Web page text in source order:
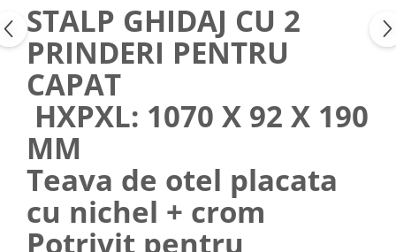
STALP GHIDAJ CU 2
PRINDERI PENTRU
CAPAT
HXPXL: 1070 X 92 X 190
MM
Teava de otel placata
cu nichel + crom
Potrivit pentru